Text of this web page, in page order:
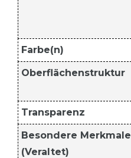
Farbe(n)
Oberflächenstruktur
Transparenz
Besondere Merkmale
(Veraltet)